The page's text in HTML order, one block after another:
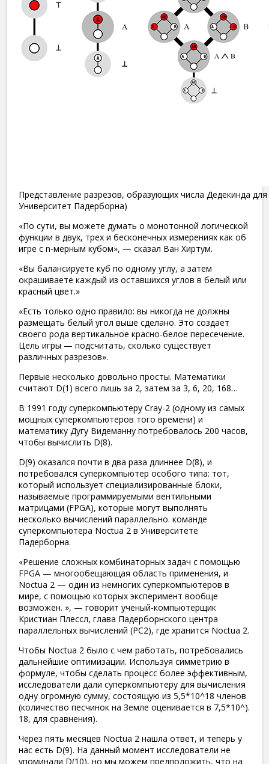
Представление разрезов, образующих числа Дедекинда
Университет Падерборна)
«По сути, вы можете думать о монотонной логической
функции в двух, трех и бесконечных измерениях как об
игре с n-мерным кубом», — сказал Ван Хиртум.
«Вы балансируете куб по одному углу, а затем
окрашиваете каждый из оставшихся углов в белый или
красный цвет.»
«Есть только одно правило: вы никогда не должны
размещать белый угол выше сделано. Это создает
своего рода вертикальное красно-белое пересечение.
Цель игры — подсчитать, сколько существует
различных разрезов».
Первые несколько довольно просты. Математики
считают D(1) всего лишь за 2, затем за 3, 6, 20, 168…
В 1991 году суперкомпьютеру Cray-2 (одному из самых
мощных суперкомпьютеров того времени) и
математику Дугу Видеманну потребовалось 200 часов,
чтобы вычислить D(8).
D(9) оказался почти в два раза длиннее D(8), и
потребовался суперкомпьютер особого типа: тот,
который использует специализированные блоки,
называемые программируемыми вентильными
матрицами (FPGA), которые могут выполнять
несколько вычислений параллельно. команде
суперкомпьютера Noctua 2 в Университете
Падерборна.
«Решение сложных комбинаторных задач с помощью
FPGA — многообещающая область применения, и
Noctua 2 — один из немногих суперкомпьютеров в
мире, с помощью которых эксперимент вообще
возможен. », — говорит ученый-компьютерщик
Кристиан Плессл, глава Падерборнского центра
параллельных вычислений (PC2), где хранится Noctua 2.
Чтобы Noctua 2 было с чем работать, потребовались
дальнейшие оптимизации. Используя симметрию в
формуле, чтобы сделать процесс более эффективным,
исследователи дали суперкомпьютеру для вычисления
одну огромную сумму, состоящую из 5,5*10^18 членов
(количество песчинок на Земле оценивается в 7,5*10^).
18, для сравнения).
Через пять месяцев Noctua 2 нашла ответ, и теперь у
нас есть D(9). На данный момент исследователи не
упоминали D(10), но мы можем предположить, что на